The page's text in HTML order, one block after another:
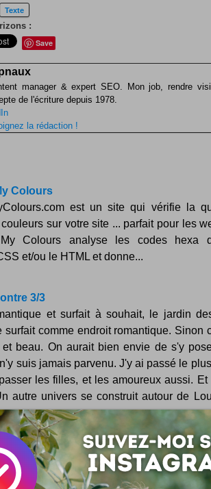
Texte
:
Save
manager & expert SEO. Mon job, rendre
de l'écriture depuis 1978.
la rédaction !
Colours
est un site qui vérifie la
sur votre site ... parfait pour les
Colours analyse les codes hexa
et/ou le HTML et donne...
3/3
et surfait à souhait, le jardin
surfait comme endroit romantique. Sinon
et beau. On aurait bien envie de s'y
suis jamais parvenu. J'y ai passé le
les filles, et les amoureux aussi. Et
autre univers se construit autour de